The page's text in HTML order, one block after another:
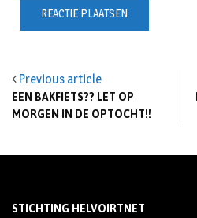
Previous article
EEN BAKFIETS?? LET OP
MORGEN IN DE OPTOCHT!!
STICHTING HELVOIRTNET